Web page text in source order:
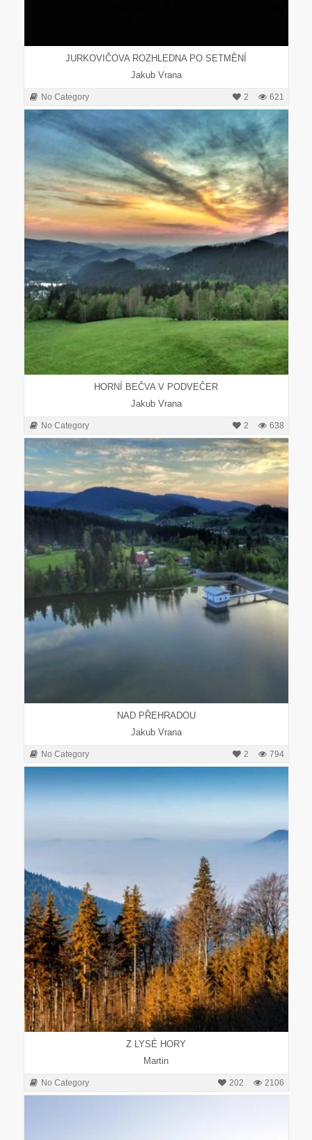
JURKOVIČOVA ROZHLEDNA PO SETMĚNÍ
Jakub Vrana
No Category 621
2
HORNÍ BEČVA V PODVEČER
Jakub Vrana
No Category 638
2
NAD PŘEHRADOU
Jakub Vrana
No Category 794
2
Z LYSÉ HORY
Martin
No Category 2106
202